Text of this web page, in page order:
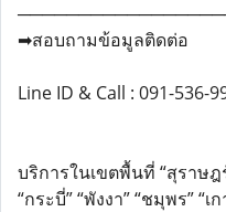
➡สอบถามข้อมูลติดต่อ
Line ID & Call : 091-
บริการในเขตพื้นที่ “สุราษ
“กระบี่” “พังงา” “ชมุพร” “เ